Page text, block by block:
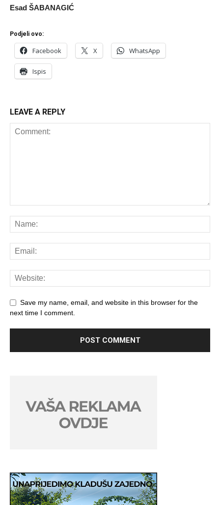
Esad ŠABANAGIĆ
Podjeli ovo:
Facebook X WhatsApp
Ispis
LEAVE A REPLY
Save my name, email, and website in this browser for the
next time I comment.